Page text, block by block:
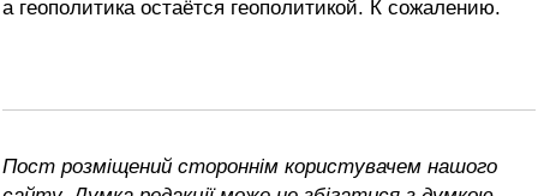
а геополитика остаётся геополитикой. К сожалению.
Пост розміщений стороннім користувачем нашого